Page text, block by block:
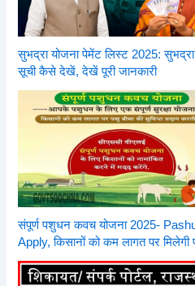
सुभद्रा योजना पेमेंट लिस्ट 2025: सुभद्रा
सूची कैसे देखें, देखें पूरी जानकारी
संपूर्ण पशुधन कवच योजना 2025-
Apply, किसानों को कम लागत पर मिलेगी